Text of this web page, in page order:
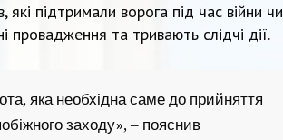
підтримали ворога під час війни чи
провадження та тривають слідчі дії.
яка необхідна саме до прийняття
заходу», – пояснив